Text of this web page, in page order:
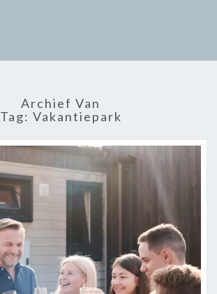
Archief Van
Tag: Vakantiepark